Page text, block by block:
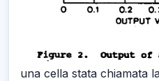
una cella stata chiamata